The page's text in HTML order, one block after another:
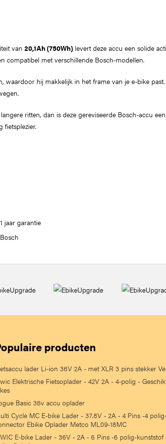
van 20,1Ah (750Wh) levert deze accu een solide
compatibel met verschillende Bosch-modellen.
waardoor hij makkelijk in het frame van je e-bike
ritten, dan is deze gereviseerde Bosch-accu
fietsplezier.
1 jaar garantie
Bosch
producten
lader Li-ion 36V 2A - met XLR 3 pins stekker
Elektrische Fietsoplader - 42V 2A - 4-polig -
Basic 36v accu oplader
Cycle MC E-bike Lader - 37.8V - 2A - 4 Pins -4
Ebike Oplader Metco ML09-18MC
E-bike Lader - 36V - 2A - 6 Pins -6 polig-